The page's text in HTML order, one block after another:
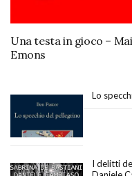
Una testa in gioco –
Emons
Lo
I delitti